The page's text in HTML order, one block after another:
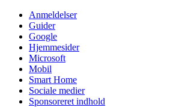
Videre
indhold
Anmeldelser
Guider
Google
Hjemmesider
Microsoft
Mobil
Smart Home
Sociale medier
Sponsoreret indhold